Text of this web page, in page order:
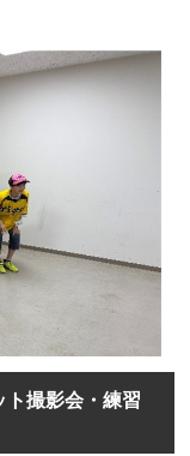
撮影会・練習